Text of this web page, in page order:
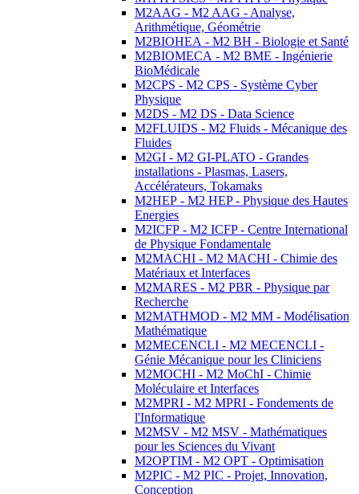
M2AAG - M2 AAG - Analyse,
Arithmétique, Géométrie
M2BIOHEA - M2 BH - Biologie et Santé
M2BIOMECA - M2 BME - Ingénierie
BioMédicale
M2CPS - M2 CPS - Système Cyber
Physique
M2DS - M2 DS - Data Science
M2FLUIDS - M2 Fluids - Mécanique des
Fluides
M2GI - M2 GI-PLATO - Grandes
installations - Plasmas, Lasers,
Accélérateurs, Tokamaks
M2HEP - M2 HEP - Physique des Hautes
Energies
M2ICFP - M2 ICFP - Centre International
de Physique Fondamentale
M2MACHI - M2 MACHI - Chimie des
Matériaux et Interfaces
M2MARES - M2 PBR - Physique par
Recherche
M2MATHMOD - M2 MM - Modélisation
Mathématique
M2MECENCLI - M2 MECENCLI -
Génie Mécanique pour les Cliniciens
M2MOCHI - M2 MoChI - Chimie
Moléculaire et Interfaces
M2MPRI - M2 MPRI - Fondements de
l'Informatique
M2MSV - M2 MSV - Mathématiques
pour les Sciences du Vivant
M2OPTIM - M2 OPT - Optimisation
M2PIC - M2 PIC - Projet, Innovation,
Conception